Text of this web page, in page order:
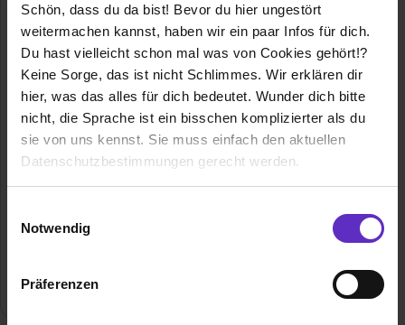
Schön, dass du da bist! Bevor du hier ungestört
weitermachen kannst, haben wir ein paar Infos für dich.
Du hast vielleicht schon mal was von Cookies gehört!?
Keine Sorge, das ist nicht Schlimmes. Wir erklären dir
hier, was das alles für dich bedeutet. Wunder dich bitte
nicht, die Sprache ist ein bisschen komplizierter als du
sie von uns kennst. Sie muss einfach den aktuellen
Datenschutzbestimmungen gerecht werden.
Benutzung der Webseite getroffenen Einstellungen zu
Notwendig
Präferenzen
Kaufmann/-frau für Groß- und
Außenhandelsmanagement
Klassische duale
Berufsausbildung
Ausbildung zum Kaufmann bzw. zur
Kauffrau für Groß- und
Außenhandelsmanagement: ✔
Voraussetzungen ✔ Freie Plätze ✔
Allgemeine Infos zum Ausbildungsberuf